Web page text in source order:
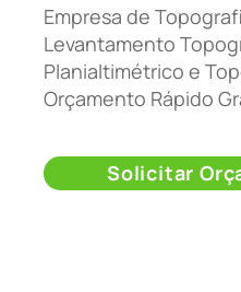
Empresa de
Levantamento
Planialtimétrico e
Orçamento Rápido
Solicitar